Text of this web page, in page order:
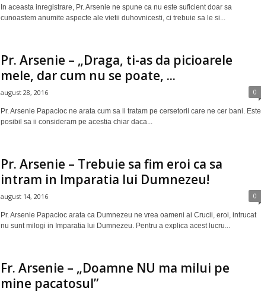
In aceasta inregistrare, Pr. Arsenie ne spune ca nu este suficient doar sa
cunoastem anumite aspecte ale vietii duhovnicesti, ci trebuie sa le si...
Pr. Arsenie – „Draga, ti-as da picioarele
mele, dar cum nu se poate, ...
august 28, 2016 0
Pr. Arsenie Papacioc ne arata cum sa ii tratam pe cersetorii care ne cer bani. Este
posibil sa ii consideram pe acestia chiar daca...
Pr. Arsenie – Trebuie sa fim eroi ca sa
intram in Imparatia lui Dumnezeu!
august 14, 2016 0
Pr. Arsenie Papacioc arata ca Dumnezeu ne vrea oameni ai Crucii, eroi, intrucat
nu sunt milogi in Imparatia lui Dumnezeu. Pentru a explica acest lucru...
Fr. Arsenie – „Doamne NU ma milui pe
mine pacatosul”